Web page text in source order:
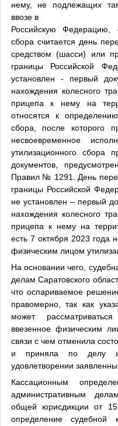
нему, не подлежащих
ввозе в
Российскую Федерацию,
сбора считается день
средством (шасси) или
границы Российской
установлен - первый
нахождения колесного
прицепа к нему на
относятся к
сбора, после которого
несвоевременное
утилизационного сбора
документов,
Правил № 1291. День
границы Российской
не установлен – первый
нахождения колесного
прицепа к нему на
есть 7 октября 2023 года
физическим лицом
На основании чего,
делам Саратовского
что оспариваемое
правомерно, так как
может
ввезенное физическим
связи с чем отменила
и приняла по делу
удовлетворении
Кассационным
административным
общей юрисдикции от
определение судебной